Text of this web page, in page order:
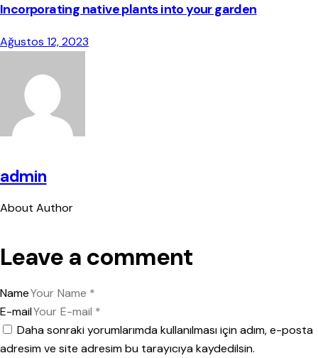
Incorporating native plants into your garden
Ağustos 12, 2023
admin
About Author
Leave a comment
Name
E-mail
Daha sonraki yorumlarımda kullanılması için adım, e-posta
adresim ve site adresim bu tarayıcıya kaydedilsin.